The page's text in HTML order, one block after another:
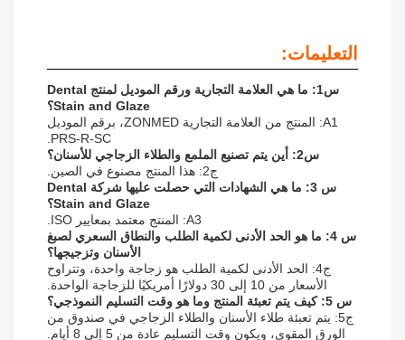
التعليمات:
س1: ما هي العلامة التجارية ورقم الموديل لمنتج Dental
Stain and Glaze؟
A1: المنتج من العلامة التجارية ZONMED، برقم الموديل
PRS-R-SC.
س2: أين يتم تصنيع الملمع والطلاء الزجاجي للأسنان؟
ج2: هذا المنتج مصنوع في الصين.
س 3: ما هي الشهادات التي حصلت عليها شركة Dental
Stain and Glaze؟
A3: المنتج معتمد بمعايير ISO.
س 4: ما هو الحد الأدنى لكمية الطلب والنطاق السعري لصبغ
الأسنان وتزجيجها؟
ج4: الحد الأدنى لكمية الطلب هو زجاجة واحدة، وتتراوح
الأسعار من 10 إلى 30 دولارًا أمريكيًا للزجاجة الواحدة.
س 5: كيف يتم تعبئة المنتج وما هو وقت التسليم النموذجي؟
ج5: يتم تعبئة طلاء الأسنان والطلاء الزجاجي في صندوق من
الورق المقوى، ويكون وقت التسليم عادة من 5 إلى 8 أيام.